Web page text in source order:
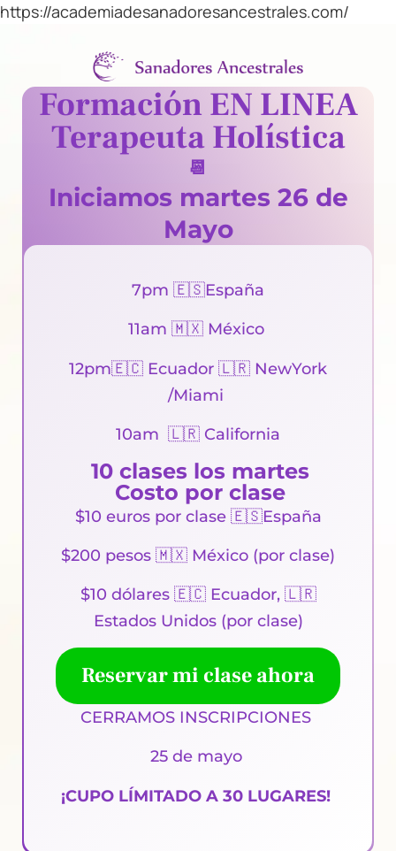
https://academiadesanadoresancestrales.com/
Formación EN LINEA
Terapeuta Holística
📆
Iniciamos martes 26 de
Mayo
7pm 🇪🇸España
11am 🇲🇽 México
12pm🇪🇨 Ecuador 🇱🇷 NewYork
/Miami
10am 🇱🇷 California
10 clases los martes
Costo por clase
$10 euros por clase 🇪🇸España
$200 pesos 🇲🇽 México (por clase)
$10 dólares 🇪🇨 Ecuador, 🇱🇷
Estados Unidos (por clase)
Reservar mi clase ahora
CERRAMOS INSCRIPCIONES
25 de mayo
¡CUPO LÍMITADO A 30 LUGARES!